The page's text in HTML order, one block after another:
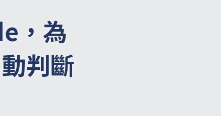
，為
判斷